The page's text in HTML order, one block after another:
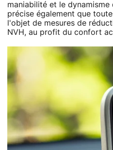
maniabilité et le
précise également que
l'objet de mesures de
NVH, au profit du confort